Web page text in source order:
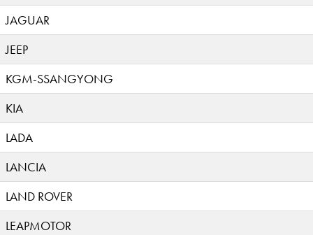
JAGUAR
JEEP
KGM-SSANGYONG
KIA
LADA
LANCIA
LAND ROVER
LEAPMOTOR